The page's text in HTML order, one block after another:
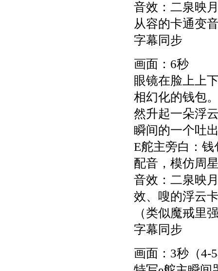
音效：二泉映
从容的卡通变
字幕同步
画面：6秒
眼镜在脸上上
相幻化的钱包
然升起一朵浮
瞬间的一个吐
E舵主旁白：
配音，模仿周
音效：二泉映
效、嗖的浮云
（类似魔戒里
字幕同步
画面：3秒（4-